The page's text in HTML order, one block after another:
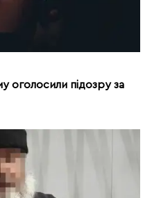
оголосили підозру за